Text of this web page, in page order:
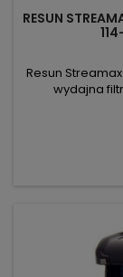
RESUN
Resun
wydajna
konieczności
energii.
(biologiczna/